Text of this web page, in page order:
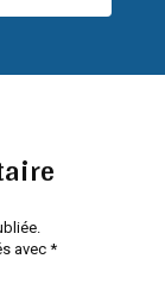
avec *